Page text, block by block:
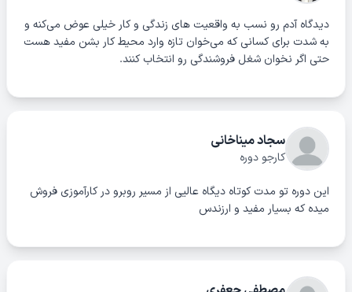
دیدگاه آدم رو نسب به واقعیت های زندگی و کار خیلی عوض می‌کنه و
به شدت برای کسانی که می‌خوان تازه وارد محیط کار بشن مفید هست
حتی اگر نخوان شغل فروشندگی رو انتخاب کنند.
سجاد میناخانی
کارجو دوره
این دوره تو مدت کوتاه دیگاه عالیی از مسیر روبرو در کارآموزی فروش
میده که بسیار مفید و ارزندس